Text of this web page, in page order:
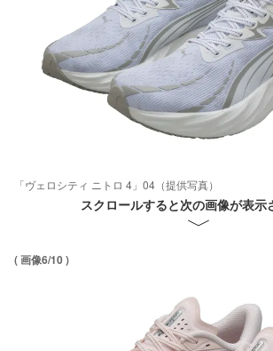
「ヴェロシティ ニトロ 4」04（提供写真）
スクロールすると次の画像が表示
( 画像6/10 )